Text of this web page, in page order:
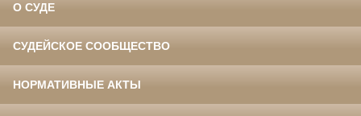
О СУДЕ
СУДЕЙСКОЕ СООБЩЕСТВО
НОРМАТИВНЫЕ АКТЫ